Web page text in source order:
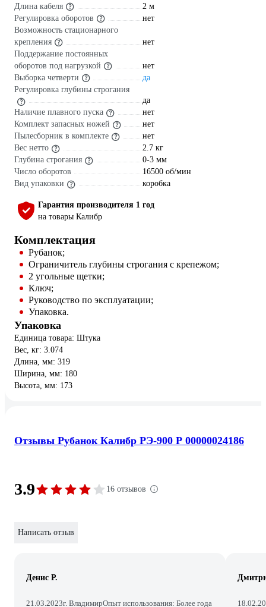
Длина кабеля
2 м
Регулировка оборотов
нет
Возможность стационарного
крепления
нет
Поддержание постоянных
оборотов под нагрузкой
нет
Выборка четверти
да
Регулировка глубины строгания
да
Наличие плавного пуска
нет
Комплект запасных ножей
нет
Пылесборник в комплекте
нет
Вес нетто
2.7 кг
Глубина строгания
0-3 мм
Число оборотов
16500 об/мин
Вид упаковки
коробка
Гарантия производителя 1 год
на товары Калибр
Комплектация
Рубанок;
Ограничитель глубины строгания с крепежом;
2 угольные щетки;
Ключ;
Руководство по эксплуатации;
Упаковка.
Упаковка
Единица товара: Штука
Вес, кг: 3.074
Длина, мм: 319
Ширина, мм: 180
Высота, мм: 173
Отзывы Рубанок Калибр РЭ-900 Р 00000024186
3.9 16 отзывов
Написать отзыв
Денис Р.
21.03.2023г. ВладимирОпыт использования: Более года